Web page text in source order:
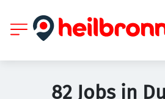
82 Jobs in